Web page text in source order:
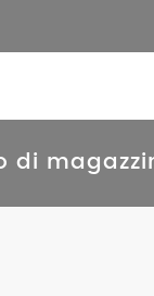
di